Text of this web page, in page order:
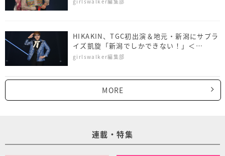
HIKAKIN、TGC初出演＆地元・新潟にサプラ
イズ凱旋「新潟でしかできない！」＜
NAMICS presents TGC 新潟 2026＞
girlswalker編集部
MORE
連載・特集